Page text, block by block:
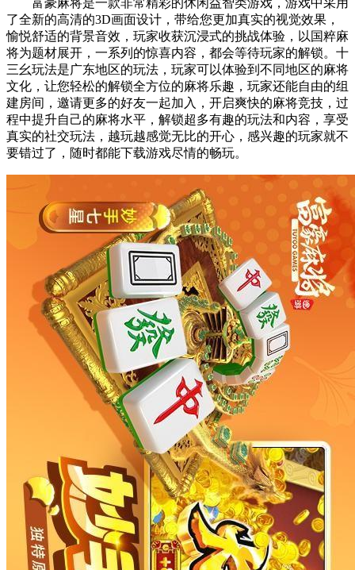
了全新的高清的3D画面设计，带给您更加真实的视觉效果，
愉悦舒适的背景音效，玩家收获沉浸式的挑战体验，以国粹麻
将为题材展开，一系列的惊喜内容，都会等待玩家的解锁。十
三幺玩法是广东地区的玩法，玩家可以体验到不同地区的麻将
文化，让您轻松的解锁全方位的麻将乐趣，玩家还能自由的组
建房间，邀请更多的好友一起加入，开启爽快的麻将竞技，过
程中提升自己的麻将水平，解锁超多有趣的玩法和内容，享受
真实的社交玩法，越玩越感觉无比的开心，感兴趣的玩家就不
要错过了，随时都能下载游戏尽情的畅玩。